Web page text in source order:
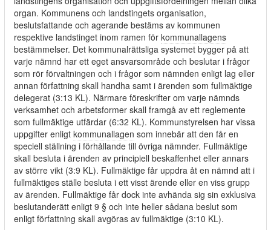
organ. Kommunens och landstingets organisation,
beslutsfattande och agerande bestäms av kommunen
respektive landstinget inom ramen för kommunallagens
bestämmelser. Det kommunalrättsliga systemet bygger på att
varje nämnd har ett eget ansvarsområde och beslutar i frågor
som rör förvaltningen och i frågor som nämnden enligt lag eller
annan författning skall handha samt i ärenden som fullmäktige
delegerat (3:13 KL). Närmare föreskrifter om varje nämnds
verksamhet och arbetsformer skall framgå av ett reglemente
som fullmäktige utfärdar (6:32 KL). Kommunstyrelsen har vissa
uppgifter enligt kommunallagen som innebär att den får en
speciell ställning i förhållande till övriga nämnder. Fullmäktige
skall besluta i ärenden av principiell beskaffenhet eller annars
av större vikt (3:9 KL). Fullmäktige får uppdra åt en nämnd att i
fullmäktiges ställe besluta i ett visst ärende eller en viss grupp
av ärenden. Fullmäktige får dock inte avhända sig sin exklusiva
beslutanderätt enligt 9 § och inte heller sådana beslut som
enligt författning skall avgöras av fullmäktige (3:10 KL).